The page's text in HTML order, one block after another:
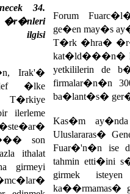
Forum
ge�en may�s
T�rk �hra�
kat�ld���n�
yetkililerin de
firmalar�n�n
ba�lant�s�
Kas�m
Uluslararas�
Fuar�'n�n ise
tahmin etti�ini
girmek
ka��rmamas�
34.
�r�nleri
ilgisi
Irak'�
�lke
T�rkiye
ilerleme
son
ithalat